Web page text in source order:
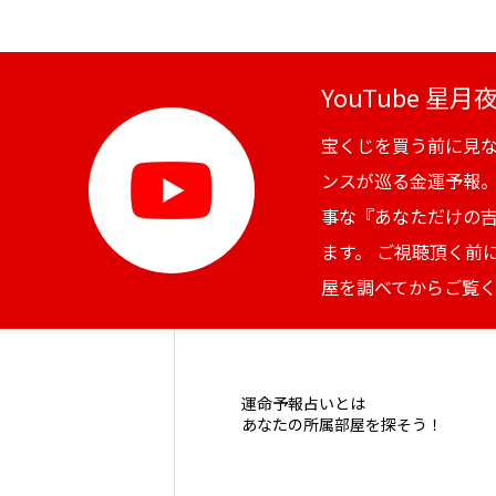
YouTube 星月
宝くじを買う前に見
ンスが巡る金運予報
事な『あなただけの
ます。 ご視聴頂く前
屋を調べてからご覧
運命予報占いとは
あなたの所属部屋を探そう！